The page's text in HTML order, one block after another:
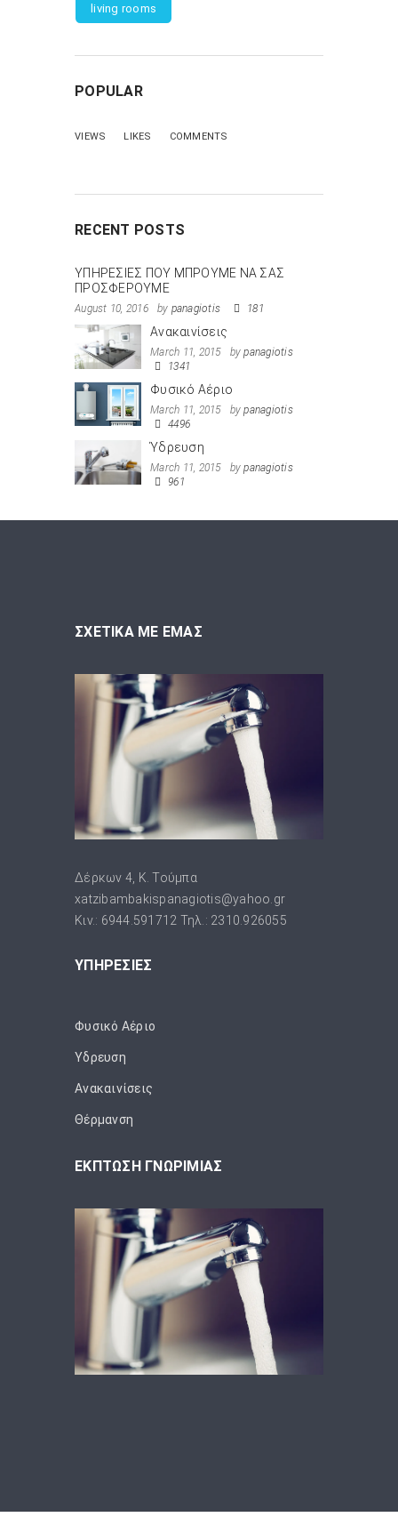
living rooms
POPULAR
VIEWS LIKES COMMENTS
RECENT POSTS
ΥΠΗΡΕΣΙΕΣ ΠΟΥ ΜΠΡΟΥΜΕ ΝΑ ΣΑΣ
ΠΡΟΣΦΕΡΟΥΜΕ
August 10, 2016 by panagiotis 181
Ανακαινίσεις
March 11, 2015 bypanagiotis
1341
Φυσικό Αέριο
March 11, 2015 bypanagiotis
4496
Ύδρευση
March 11, 2015 bypanagiotis
961
ΣΧΕΤΙΚΑ ΜΕ ΕΜΑΣ
Δέρκων 4, Κ. Τούμπα
xatzibambakispanagiotis@yahoo.gr
Κιν.: 6944.591712 Τηλ.: 2310.926055
ΥΠΗΡΕΣΙΕΣ
Φυσικό Αέριο
Ύδρευση
Ανακαινίσεις
Θέρμανση
ΕΚΠΤΩΣΗ ΓΝΩΡΙΜΙΑΣ